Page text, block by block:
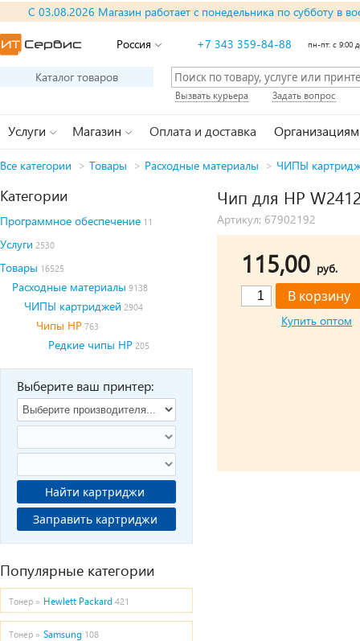
С 03.08.2026 Магазин работает с понедельника по субботу в
Россия +7 343 359-84-88 пн-пт: с 9:00
Каталог товаров
Вызвать курьера Задать вопрос
Услуги Магазин Оплата и доставка Организациям
Все категории > Товары > Расходные материалы > ЧИПЫ
Категории
Программное обеспечение 11
Услуги 2530
Товары 16525
Расходные материалы 9138
ЧИПЫ картриджей 2904
Чипы HP 763
Редкие чипы HP 205
Выберите ваш принтер:
Найти картриджи
Заправить картриджи
Популярные категории
Тонер » Hewlett Packard 421
Тонер » Samsung 108
Чип для HP
Артикул: 67902192
115,00 руб.
Купить оптом